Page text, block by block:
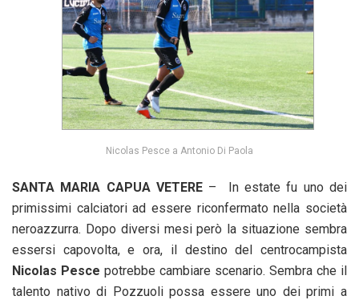
Nicolas Pesce a Antonio Di Paola
SANTA MARIA CAPUA VETERE– In estate fu uno dei
primissimi calciatori ad essere riconfermato nella società
neroazzurra. Dopo diversi mesi però la situazione sembra
essersi capovolta, e ora, il destino del centrocampista
Nicolas Pesce potrebbe cambiare scenario. Sembra che il
talento nativo di Pozzuoli possa essere uno dei primi a